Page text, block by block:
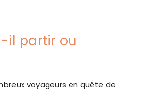
il partir ou
voyageurs en quête de